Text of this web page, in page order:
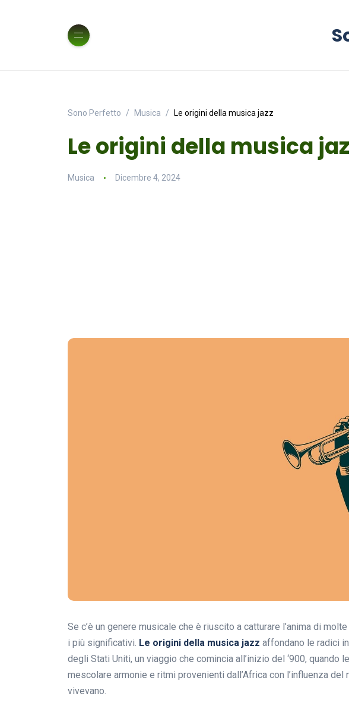
Sono Perfetto Musica Le origini della musica jazz
Le origini della musica
Musica Dicembre 4, 2024
Se c’è un genere musicale che è riuscito a catturare l’anima di
i più significativi. Le origini della musica jazz affondano le radici
degli Stati Uniti, un viaggio che comincia all’inizio del ‘900, quando
mescolare armonie e ritmi provenienti dall’Africa con l’influenza del
vivevano.